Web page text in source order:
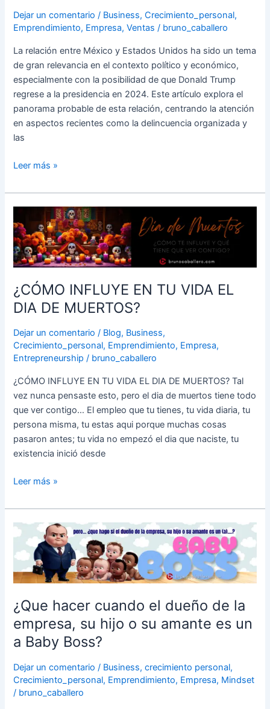
Dejar un comentario / Business,Crecimiento_personal,
Emprendimiento, Empresa,Ventas / bruno_caballero
La relación entre México y Estados Unidos ha sido un tema
de gran relevancia en el contexto político y económico,
especialmente con la posibilidad de que Donald Trump
regrese a la presidencia en 2024. Este artículo explora el
panorama probable de esta relación, centrando la atención
en aspectos recientes como la delincuencia organizada y
las
en
Unidos?
Leer más »
¿CÓMO INFLUYE EN TU VIDA EL
DIA DE MUERTOS?
Dejar un comentario / Blog, Business,
Crecimiento_personal, Emprendimiento, Empresa,
Entrepreneurship / bruno_caballero
¿CÓMO INFLUYE EN TU VIDA EL DIA DE MUERTOS? Tal
vez nunca pensaste esto, pero el dia de muertos tiene todo
que ver contigo… El empleo que tu tienes, tu vida diaria, tu
persona misma, tu estas aqui porque muchas cosas
pasaron antes; tu vida no empezó el dia que naciste, tu
existencia inició desde
¿CÓMO
INFLUYE
EN
TU
VIDA
EL
DIA
DE
MUERTOS?
Leer más »
¿Que hacer cuando el dueño de la
empresa, su hijo o su amante es un
a Baby Boss?
Dejar un comentario / Business,crecimiento personal,
Crecimiento_personal, Emprendimiento, Empresa, Mindset
/ bruno_caballero
¿Que
hacer
cuando
el
de
la
empresa,
su
o
su